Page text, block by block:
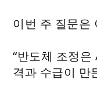
이번 주 질문은
“반도체 조정
격과 수급이 만